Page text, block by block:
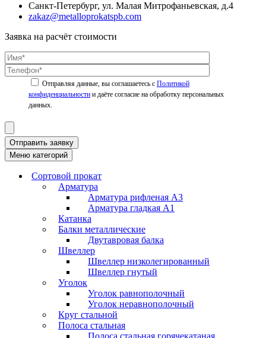
Санкт-Петербург, ул. Малая Митрофаньевская, д.4
zakaz@metalloprokatspb.com
Заявка на расчёт стоимости
Политикой
конфиденциальности
Отправить заявку
Меню категорий
Сортовой прокат
Арматура
Арматура рифленая А3
Арматура гладкая А1
Катанка
Балки металлические
Двутавровая балка
Швеллер
Швеллер низколегированный
Швеллер гнутый
Уголок
Уголок равнополочный
Уголок неравнополочный
Круг стальной
Полоса стальная
Полоса стальная горячекатаная